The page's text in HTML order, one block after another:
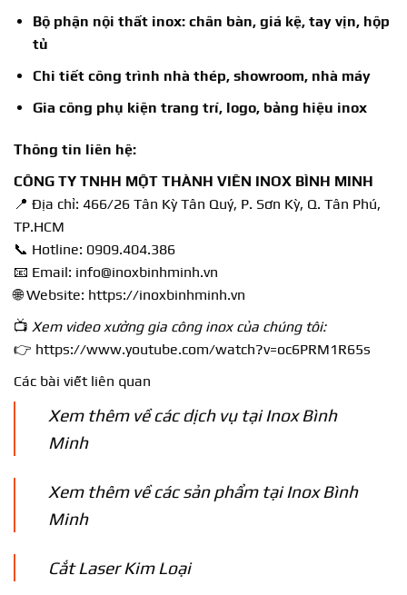
Bộ phận nội thất inox: chân bàn, giá kệ, tay vịn, hộp
tủ
Chi tiết công trình nhà thép, showroom, nhà máy
Gia công phụ kiện trang trí, logo, bảng hiệu inox
Thông tin liên hệ:
CÔNG TY TNHH MỘT THÀNH VIÊN INOX BÌNH MINH
📍 Địa chỉ: 466/26 Tân Kỳ Tân Quý, P. Sơn Kỳ, Q. Tân Phú,
TP.HCM
📞 Hotline: 0909.404.386
📧 Email: info@inoxbinhminh.vn
🌐 Website: https://inoxbinhminh.vn
📺 Xem video xưởng gia công inox của chúng tôi:
👉 https://www.youtube.com/watch?v=oc6PRM1R65s
Các bài viết liên quan
Xem thêm về các dịch vụ tại Inox Bình
Minh
Xem thêm về các sản phẩm tại Inox Bình
Minh
Cắt Laser Kim Loại